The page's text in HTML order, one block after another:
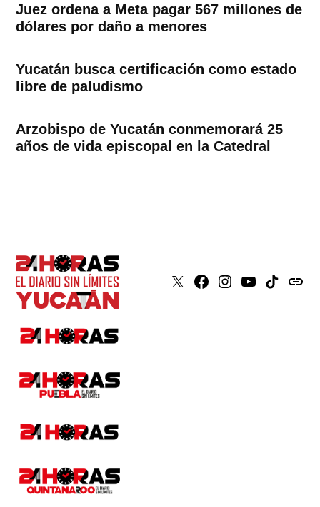
Juez ordena a Meta pagar 567 millones de
dólares por daño a menores
Yucatán busca certificación como estado
libre de paludismo
Arzobispo de Yucatán conmemorará 25
años de vida episcopal en la Catedral
X Faceboook
Instagram
YoutubeTiktokissuu